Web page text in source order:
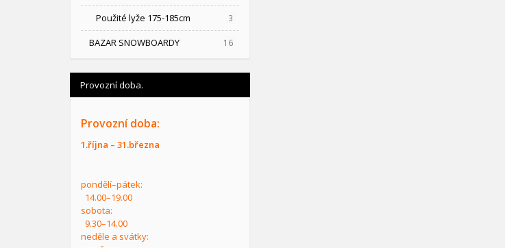
Použité lyže 175-185cm 3
BAZAR SNOWBOARDY 16
Provozní doba.
Provozní doba:
1.října – 31.března
pondělí–pátek:
14.00–19.00
sobota:
9.30–14.00
neděle a svátky: